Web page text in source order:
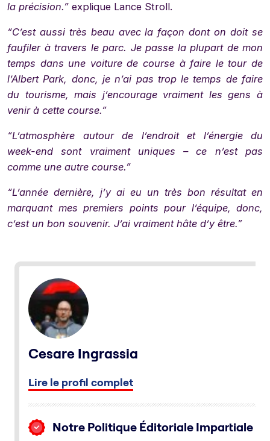
la précision.” explique Lance Stroll.
“C’est aussi très beau avec la façon dont on doit se
faufiler à travers le parc. Je passe la plupart de mon
temps dans une voiture de course à faire le tour de
l’Albert Park, donc, je n’ai pas trop le temps de faire
du tourisme, mais j’encourage vraiment les gens à
venir à cette course.”
“L’atmosphère autour de l’endroit et l’énergie du
week-end sont vraiment uniques – ce n’est pas
comme une autre course.”
“L’année dernière, j’y ai eu un très bon résultat en
marquant mes premiers points pour l’équipe, donc,
c’est un bon souvenir. J’ai vraiment hâte d’y être.”
Cesare Ingrassia
Lire le profil complet
Notre Politique Éditoriale Impartiale